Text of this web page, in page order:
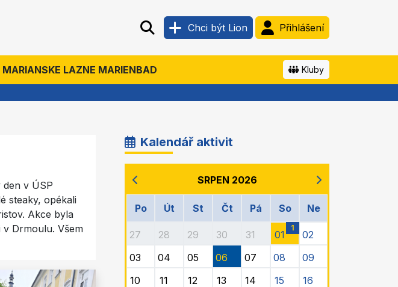
Chci být Lion Přihlášení
MARIANSKE LAZNE MARIENBAD Kluby
den v ÚSP
steaky, opékali
Akce byla
Drmoulu. Všem
Kalendář aktivit
SRPEN 2026
Po Út St Čt Pá So Ne
27 28 29 30 31 01
1
02
03
04 05 06 07 08
09
10
11 12 13 14 15
16